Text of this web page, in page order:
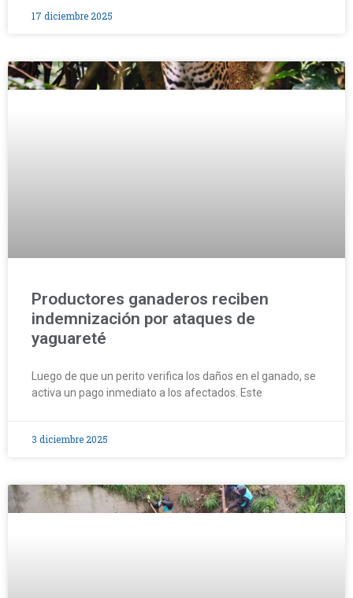
17 diciembre 2025
Productores ganaderos reciben
indemnización por ataques de
yaguareté
Luego de que un perito verifica los daños en el ganado, se
activa un pago inmediato a los afectados. Este
3 diciembre 2025